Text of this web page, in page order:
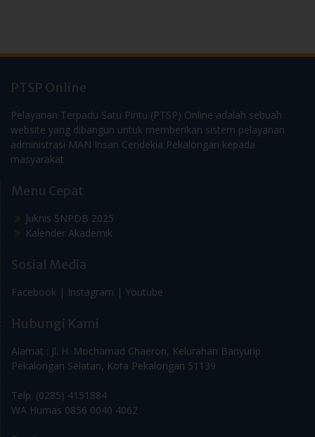
PTSP Online
Pelayanan Terpadu Satu Pintu (PTSP) Online adalah sebuah
website yang dibangun untuk memberikan sistem pelayanan
administrasi MAN Insan Cendekia Pekalongan kepada
masyarakat
Menu Cepat
Juknis SNPDB 2025
Kalender Akademik
Sosial Media
Facebook | Instagram | Youtube
Hubungi Kami
Alamat : Jl. H. Mochamad Chaeron, Kelurahan Banyurip
Pekalongan Selatan, Kota Pekalongan 51139
Telp. (0285) 4151884
WA Humas 0856 0040 4062